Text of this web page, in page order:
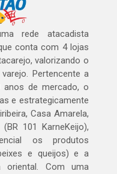
rede atacadista
conta com 4 lojas
valorizando o
Pertencente a
anos de mercado, o
e estrategicamente
Casa Amarela,
101 KarneKeijo),
os produtos
e queijos) e a
oriental. Com uma